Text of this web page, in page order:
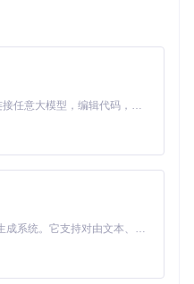
适合Kubernetes环境的任务
Claude Code 的开源替代方案。连接任意大模型，编辑代码，运行命令，自动验证 — 全自动执行。用 Rust 构建，极致性能。 ｜ An open-source alternative to Claude Code. Connect any LLM, edit code, run commands, and verify changes — autonomously. Built in Rust for speed. Get Started
MiniMax H3 是一个通用的全模态生成系统。它支持对由文本、图像、视频和音频组成的多模态上下文进行统一理解，并能生成分辨率高达 2K、时长可达 15 秒的带原生立体声音频的视频。得益于面向任务泛化的系统设计，H3 在预训练阶段就已具备广泛的多模态上下文理解与生成能力，能够出色地执行复杂的多模态指令。